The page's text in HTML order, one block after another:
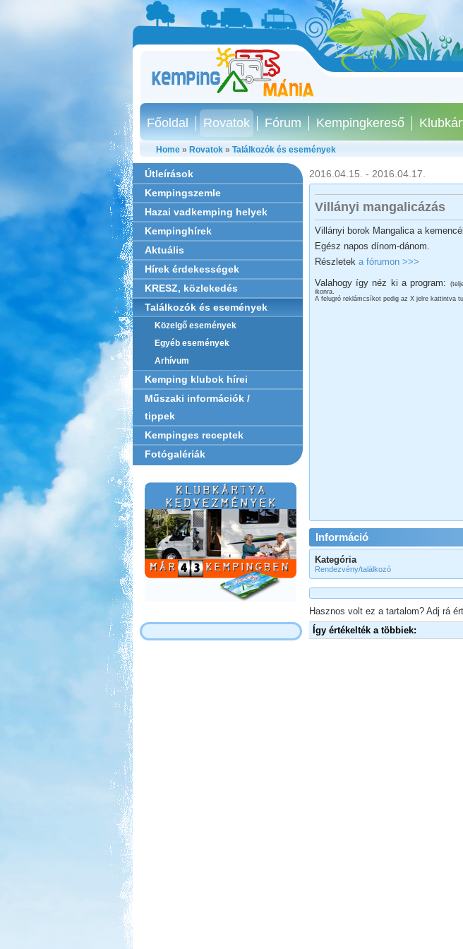
Főoldal Rovatok Fórum Kempingkereső
Home» Rovatok» Találkozók és események
Útleírások
Kempingszemle
Hazai vadkemping helyek
Kempinghírek
Aktuális
Hírek érdekességek
KRESZ, közlekedés
Találkozók és események
Közelgő események
Egyéb események
Arhívum
Kemping klubok hírei
Műszaki információk /
tippek
Kempinges receptek
Fotógalériák
2016.04.15. - 2016.04.17.
Villányi mangalicázás
Villányi borok Mangalica a
Egész napos dínom-dánom.
Részletek a fórumon >>>
Valahogy így néz ki a program:
ikonra.
A felugró reklámcsíkot pedig az X jelre kattintva
Információ
Kategória
Rendezvény/találkozó
Hasznos volt ez a tartalom? Adj rá
Így értékelték a többiek: